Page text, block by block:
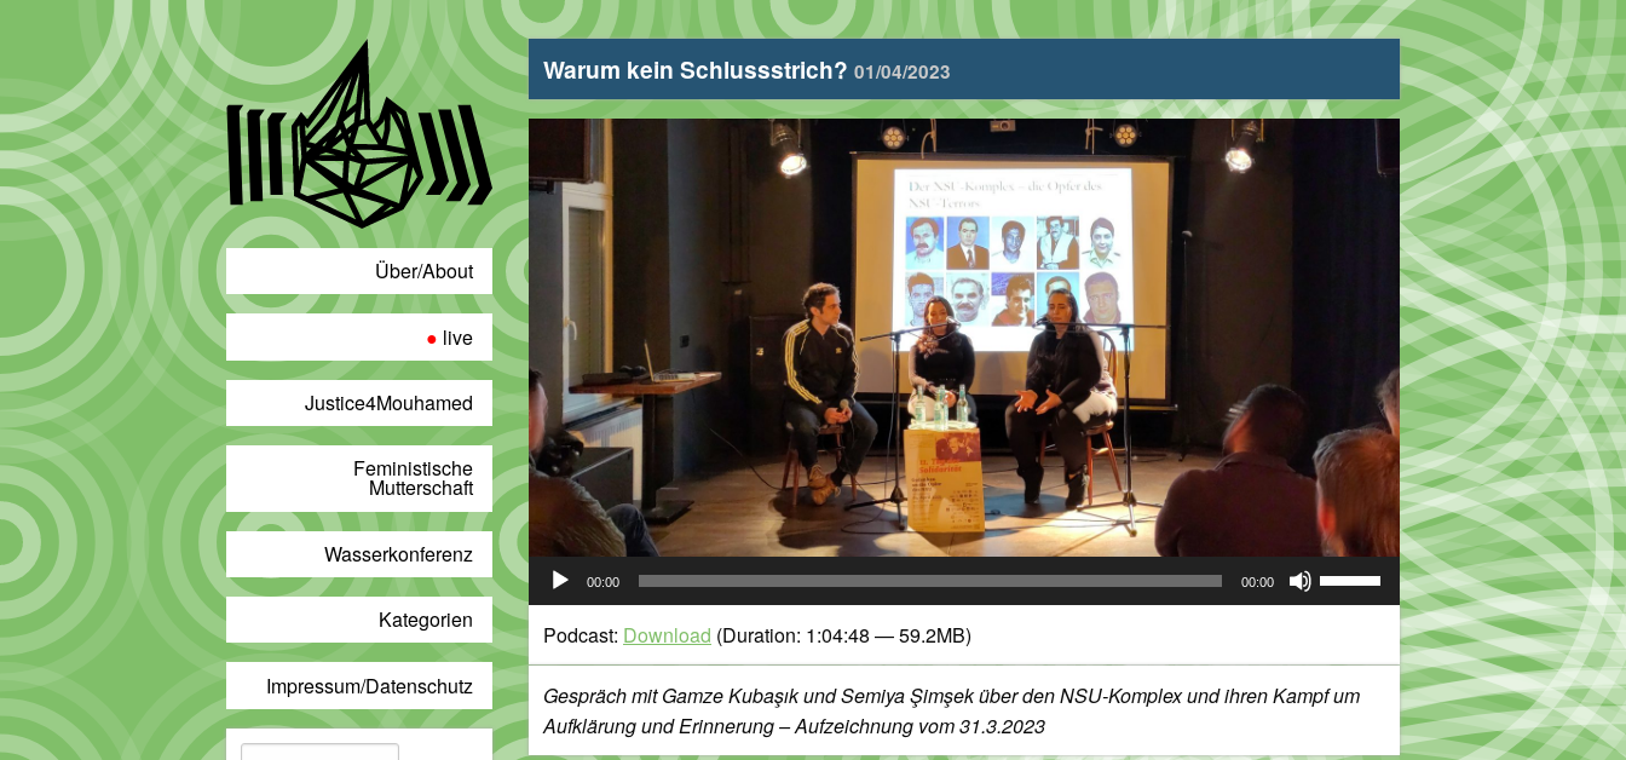
Über/About
live
Justice4Mouhamed
Feministische
Mutterschaft
Wasserkonferenz
Kategorien
Impressum/Datenschutz
Warum kein Schlussstrich? 01/04/2023
Audio-
Player
00:00 00:00
Pfeiltasten
Hoch/Runter
die
Lautstärke
Podcast: Download (Duration: 1:04:48 — 59.2MB)
Gespräch mit Gamze Kubaşık und Semiya Şimşek über den NSU-Komplex und ihren Kampf um
Aufklärung und Erinnerung – Aufzeichnung vom 31.3.2023